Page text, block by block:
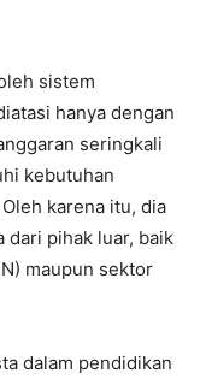
sistem
hanya dengan
seringkali
kebutuhan
karena itu, dia
dari pihak luar, baik
maupun sektor
dalam pendidikan